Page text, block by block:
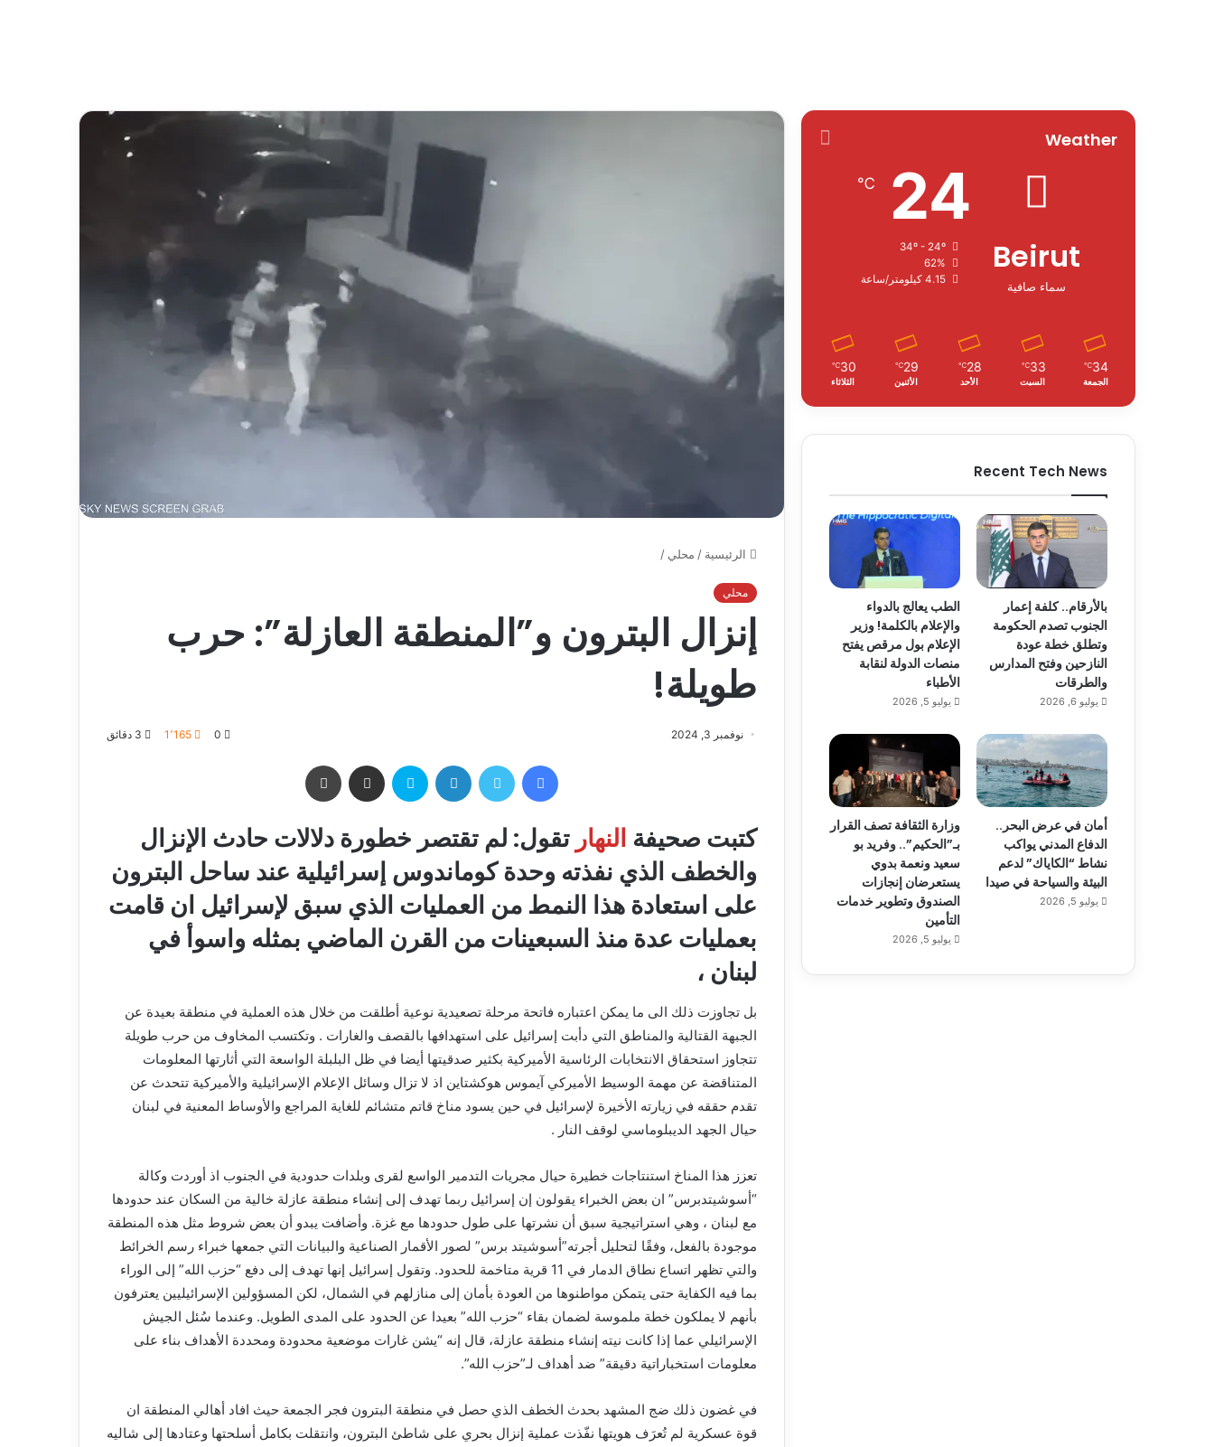
الرئيسية / محلي /
محلي
إنزال البترون و”المنطقة العازلة”: حرب
طويلة!
نوفمبر 3, 2024 0 1٬165
كتبت صحيفة النهار تقول: لم تقتصر خطورة دلالات حادث الإنزال
والخطف الذي نفذته وحدة كوماندوس إسرائيلية عند ساحل البترون
على استعادة هذا النمط من العمليات الذي سبق لإسرائيل ان قامت
بعمليات عدة منذ السبعينات من القرن الماضي بمثله واسوأ في
لبنان ،
بل تجاوزت ذلك الى ما يمكن اعتباره فاتحة مرحلة تصعيدية نوعية أطلقت من خلال هذه العملية في منطقة بعيدة عن
الجبهة القتالية والمناطق التي دأبت إسرائيل على استهدافها بالقصف والغارات . وتكتسب المخاوف من حرب طويلة
تتجاوز استحقاق الانتخابات الرئاسية الأميركية بكثير صدقيتها أيضا في ظل البلبلة الواسعة التي أثارتها المعلومات
المتناقضة عن مهمة الوسيط الأميركي آيموس هوكشتاين اذ لا تزال وسائل الإعلام الإسرائيلية والأميركية تتحدث عن
تقدم حققه في زيارته الأخيرة لإسرائيل في حين يسود مناخ قاتم متشائم للغاية المراجع والأوساط المعنية في لبنان
حيال الجهد الديبلوماسي لوقف النار .
تعزز هذا المناخ استنتاجات خطيرة حيال مجريات التدمير الواسع لقرى وبلدات حدودية في الجنوب اذ أوردت وكالة
“أسوشيتدبرس” ان بعض الخبراء يقولون إن إسرائيل ربما تهدف إلى إنشاء منطقة عازلة خالية من السكان عند حدودها
مع لبنان ، وهي استراتيجية سبق أن نشرتها على طول حدودها مع غزة. وأضافت يبدو أن بعض شروط مثل هذه المنطقة
موجودة بالفعل، وفقًا لتحليل أجرته”أسوشيتد برس” لصور الأقمار الصناعية والبيانات التي جمعها خبراء رسم الخرائط
والتي تظهر اتساع نطاق الدمار في 11 قرية متاخمة للحدود. وتقول إسرائيل إنها تهدف إلى دفع “حزب الله” إلى الوراء
بما فيه الكفاية حتى يتمكن مواطنوها من العودة بأمان إلى منازلهم في الشمال، لكن المسؤولين الإسرائيليين يعترفون
بأنهم لا يملكون خطة ملموسة لضمان بقاء “حزب الله” بعيدا عن الحدود على المدى الطويل. وعندما سُئل الجيش
الإسرائيلي عما إذا كانت نيته إنشاء منطقة عازلة، قال إنه “يشن غارات موضعية محدودة ومحددة الأهداف بناء على
معلومات استخباراتية دقيقة” ضد أهداف لـ”حزب الله”.
في غضون ذلك ضج المشهد بحدث الخطف الذي حصل في منطقة البترون فجر الجمعة حيث افاد أهالي المنطقة ان
قوة عسكرية لم تُعرَف هويتها نفّذت عملية إنزال بحري على شاطئ البترون، وانتقلت بكامل أسلحتها وعتادها إلى شاليه
Weather
Beirut
سماء صافية
24
℃
34º - 24º
62%
4.15 كيلومتر/ساعة
34
℃
الجمعة
33
℃
السبت
28
℃
الأحد
29
℃
الأثنين
30
℃
الثلاثاء
Recent Tech News
بالأرقام.. كلفة إعمار
الجنوب تصدم الحكومة
وتطلق خطة عودة
النازحين وفتح المدارس
والطرقات
يوليو 6, 2026
الطب يعالج بالدواء
والإعلام بالكلمة! وزير
الإعلام بول مرقص يفتح
منصات الدولة لنقابة
الأطباء
يوليو 5, 2026
أمان في عرض البحر..
الدفاع المدني يواكب
نشاط “الكاياك” لدعم
البيئة والسياحة في صيدا
يوليو 5, 2026
وزارة الثقافة تصف القرار
بـ”الحكيم”.. وفريد بو
سعيد ونعمة بدوي
يستعرضان إنجازات
الصندوق وتطوير خدمات
التأمين
يوليو 5, 2026